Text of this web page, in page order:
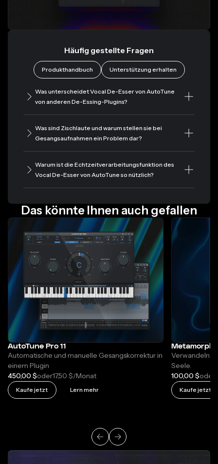
Häufig gestellte Fragen
Produkthandbuch Unterstützung erhalten
Was unterscheidet Vocal De-Esser von AutoTune
von anderen De-Essing-Plugins?
Was sind Zischlaute und warum stellen sie bei
Gesangsaufnahmen ein Problem dar?
Warum ist die Echtzeitverarbeitungsfunktion des
Vocal De-Esser von AutoTune so nützlich?
Das könnte Ihnen auch gefallen
Folie 1 von 4
AutoTune Pro 11
Automatische und manuelle Gesangskorrektur in
einem Plugin
450,00 $oder17,50 $/Monat
Kaufe jetzt Lern mehr
Metamorph
Verwandeln
Seele.
100,00 $oder
Kaufe jetzt